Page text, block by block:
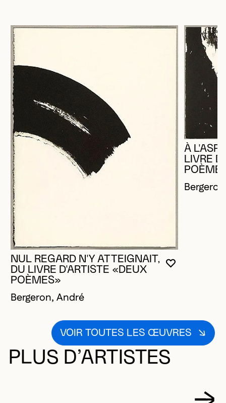
VOUS
FERMER
OUVRIR LA
NUL REGARD N'Y ATTEIGNAIT,
DU LIVRE D'ARTISTE «DEUX
POÈMES»
Bergeron, André
À
LIVRE
VOIR TOUTES LES ŒUVRES
PLUS D’ARTISTES